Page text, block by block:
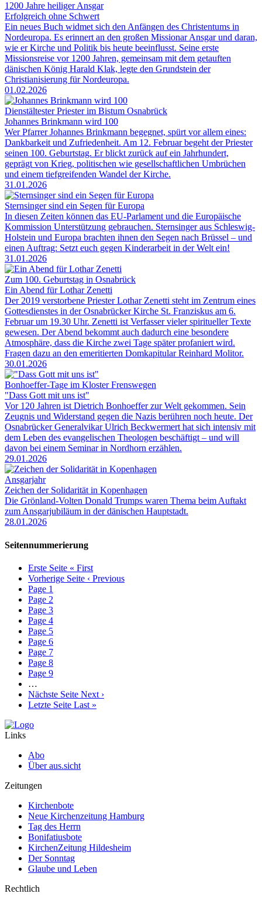
1200 Jahre heiliger Ansgar
Erfolgreich ohne Schwert
Ein neues Buch widmet sich den Anfängen des Christentums in
Nordeuropa. Es erinnert an den großen Missionar Ansgar und daran,
wie er Kirche und Politik bis heute beeinflusst. Seine erste
Missionsreise vor 1200 Jahren, gemeinsam mit dem getauften
dänischen König Harald Klak, legte den Grundstein der
Christianisierung für Nordeuropa.
01.02.2026
Dienstältester Priester im Bistum Osnabrück
Johannes Brinkmann wird 100
Wer Pfarrer Johannes Brinkmann begegnet, spürt vor allem eines:
Dankbarkeit und Zufriedenheit. Am 12. Februar begeht der Priester
seinen 100. Geburtstag. Er blickt zurück auf ein Jahrhundert,
geprägt von Krieg, politischen wie gesellschaftlichen Umbrüchen
und einem tiefgreifenden Wandel der Kirche.
31.01.2026
Sternsinger sind ein Segen für Europa
In diesen Zeiten können das EU-Parlament und die Europäische
Kommission Unterstützung gebrauchen. Sternsinger aus Schleswig-
Holstein und Europa brachten ihnen den Segen nach Brüssel – und
einen Auftrag: Setzt euch gegen Kinderarbeit in der Welt ein!
31.01.2026
Zum 100. Geburtstag in Osnabrück
Ein Abend für Lothar Zenetti
Der 2019 verstorbene Priester Lothar Zenetti steht im Zentrum eines
Gottesdienstes in der Osnabrücker Kirche St. Franziskus am 6.
Februar um 19.30 Uhr. Zenetti ist Verfasser vieler spiritueller Texte
gewesen. Der Abend bekommt auch dadurch eine besondere
Atmosphäre, dass die Kirche zwei Tage später profaniert wird.
Fragen dazu an den emeritierten Domkapitular Reinhard Molitor.
30.01.2026
Bonhoeffer-Tage im Kloster Frenswegen
"Dass Gott mit uns ist"
Vor 120 Jahren ist Dietrich Bonhoeffer zur Welt gekommen. Sein
Zeugnis und Widerstand gegen die Nazis berühren noch heute. Der
Osnabrücker Generalvikar Ulrich Beckwermert hat sich intensiv mit
dem Leben des evangelischen Theologen beschäftigt – und will
davon bei einem Seminar in Nordhorn erzählen.
29.01.2026
Ansgarjahr
Zeichen der Solidarität in Kopenhagen
Die Grönland-Volten Donald Trumps waren Thema beim Auftakt
zum Ansgarjubiläum in der dänischen Hauptstadt.
28.01.2026
Seitennummerierung
Erste Seite « First
Vorherige Seite ‹ Previous
Page 1
Page 2
Page 3
Page 4
Page 5
Page 6
Page 7
Page 8
Page 9
…
Nächste Seite Next ›
Letzte Seite Last »
Links
Abo
Über aus.sicht
Zeitungen
Kirchenbote
Neue Kirchenzeitung Hamburg
Tag des Herrn
Bonifatiusbote
KirchenZeitung Hildesheim
Der Sonntag
Glaube und Leben
Rechtlich